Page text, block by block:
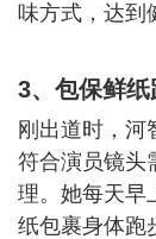
味方式，达到
3、包保鲜
刚出道时，河
符合演员镜头
理。她每天早
纸包裹身体跑